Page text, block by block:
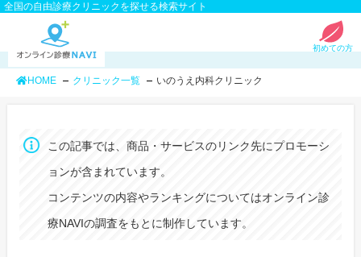
全国の自由診療クリニックを探せる検索サイト
初めての方
HOME クリニック一覧 いのうえ内科クリニック
この記事では、商品・サービスのリンク先にプロモーシ
ョンが含まれています。
コンテンツの内容やランキングについてはオンライン診
療NAVIの調査をもとに制作しています。